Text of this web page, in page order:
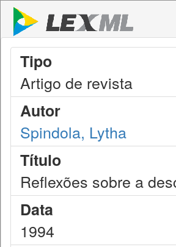
Tipo
Artigo de revista
Autor
Spindola, Lytha
Título
Reflexões sobre a
Data
1994